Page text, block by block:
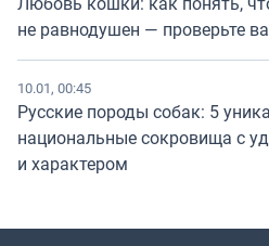
не равнодушен — проверьте
10.01, 00:45
Русские породы собак: 5
национальные сокровища с
и характером